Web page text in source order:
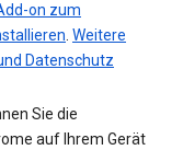
on zum
. Weitere
Datenschutz
Sie die
auf Ihrem Gerät